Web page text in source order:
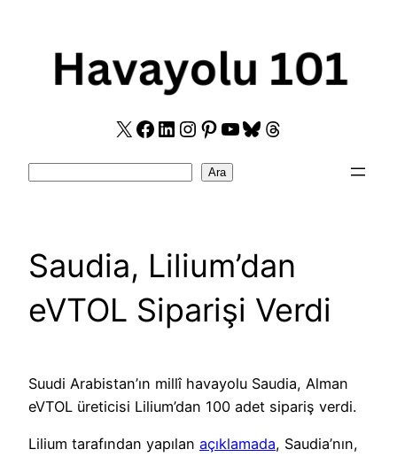
X Facebook
LinkedIn
Instagram
Pinterest
YouTube
Bluesky
Threads
Ara
Saudia, Lilium’dan
eVTOL Siparişi Verdi
Suudi Arabistan’ın millî havayolu Saudia, Alman
eVTOL üreticisi Lilium’dan 100 adet sipariş verdi.
Lilium tarafından yapılan açıklamada, Saudia’nın,